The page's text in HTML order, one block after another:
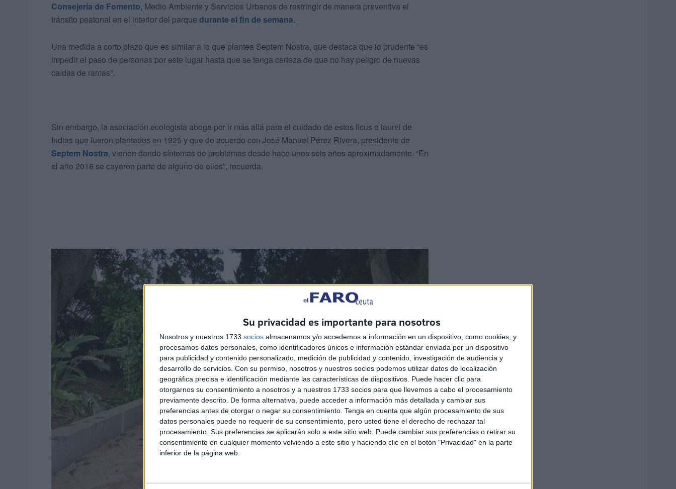
Su privacidad es importante para nosotros
Nosotros y nuestros 1733 socios almacenamos y/o accedemos a información en un dispositivo, como cookies, y
procesamos datos personales, como identificadores únicos e información estándar enviada por un dispositivo
para publicidad y contenido personalizado, medición de publicidad y contenido, investigación de audiencia y
desarrollo de servicios. Con su permiso, nosotros y nuestros socios podemos utilizar datos de localización
geográfica precisa e identificación mediante las características de dispositivos. Puede hacer clic para
otorgarnos su consentimiento a nosotros y a nuestros 1733 socios para que llevemos a cabo el procesamiento
previamente descrito. De forma alternativa, puede acceder a información más detallada y cambiar sus
preferencias antes de otorgar o negar su consentimiento. Tenga en cuenta que algún procesamiento de sus
datos personales puede no requerir de su consentimiento, pero usted tiene el derecho de rechazar tal
procesamiento. Sus preferencias se aplicarán solo a este sitio web. Puede cambiar sus preferencias o retirar su
consentimiento en cualquier momento volviendo a este sitio y haciendo clic en el botón "Privacidad" en la parte
inferior de la página web.
Consejería de Fomento, Medio Ambiente y Servicios Urbanos de restringir de manera preventiva el
tránsito peatonal en el interior del parque durante el fin de semana.
Una medida a corto plazo que es similar a lo que plantea Septem Nostra, que destaca que lo prudente “es
impedir el paso de personas por este lugar hasta que se tenga certeza de que no hay peligro de nuevas
caídas de ramas”.
Sin embargo, la asociación ecologista aboga por ir más allá para el cuidado de estos ficus o laurel de
Indias que fueron plantados en 1925 y que de acuerdo con José Manuel Pérez Rivera, presidente de
Septem Nostra, vienen dando síntomas de problemas desde hace unos seis años aproximadamente. “En
el año 2018 se cayeron parte de alguno de ellos”, recuerda.